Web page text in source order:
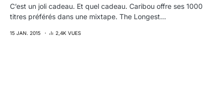
C’est un joli cadeau. Et quel cadeau. Caribou offre ses 1000
titres préférés dans une mixtape. The Longest…
15 JAN. 2015 2,4K VUES